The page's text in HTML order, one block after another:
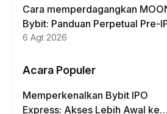
Cara memperdagangkan
Bybit: Panduan Perpetual Pre-
6 Agt 2026
Acara Populer
Memperkenalkan Bybit IPO
Express: Akses Lebih Awal ke